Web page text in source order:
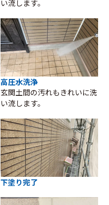
い流します。
高圧水洗浄
玄関土間の汚れもきれいに洗
い流します。
下塗り完了